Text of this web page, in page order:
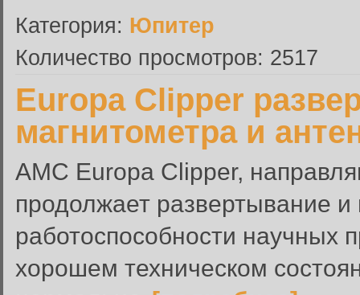
Категория: Юпитер
Количество просмотров: 2517
Europa Clipper
магнитометра и
АМС Europa Clipper,
продолжает развертывание и
работоспособности научных
хорошем техническом